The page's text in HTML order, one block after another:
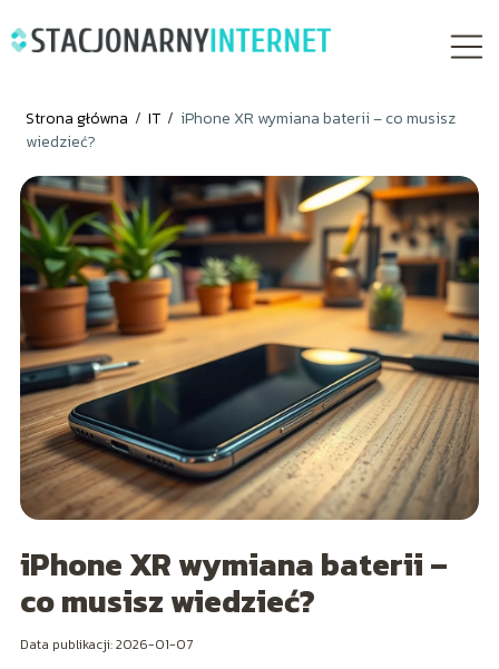
Strona główna / IT / iPhone XR wymiana baterii – co musisz
wiedzieć?
iPhone XR wymiana baterii –
co musisz wiedzieć?
Data publikacji: 2026-01-07